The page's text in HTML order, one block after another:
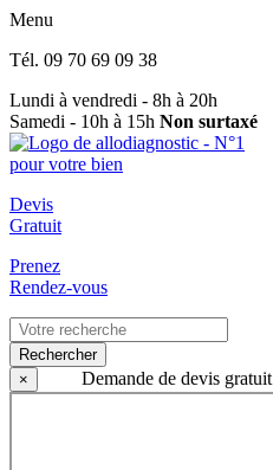
Menu
Tél. 09 70 69 09 38
Lundi à vendredi - 8h à 20h
Samedi - 10h à 15h Non surtaxé
Devis
Gratuit
Prenez
Rendez-vous
Rechercher
×
Demande de devis gratuit